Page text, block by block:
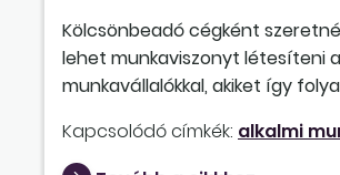
Kölcsönbeadó cégként
lehet munkaviszonyt létesíteni
munkavállalókkal, akiket így
Kapcsolódó címkék: alkalmi